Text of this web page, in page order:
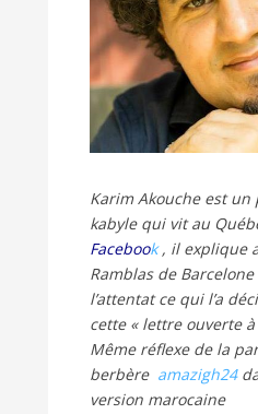
Karim Akouche est un
kabyle qui vit au
Facebook, il explique
Ramblas de
l’attentat ce qui l’a
cette « lettre ouverte
Même réflexe de la
berbère amazigh24
version marocaine